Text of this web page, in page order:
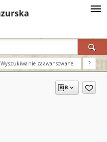
Wyszukiwanie zaawansowane ?